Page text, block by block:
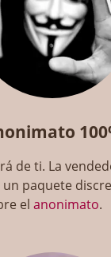
de ti. La
paquete
elanonimato.